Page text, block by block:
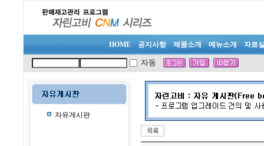
HOME 공지사항 제품소개 메뉴소개 자료
자동
자유게시판